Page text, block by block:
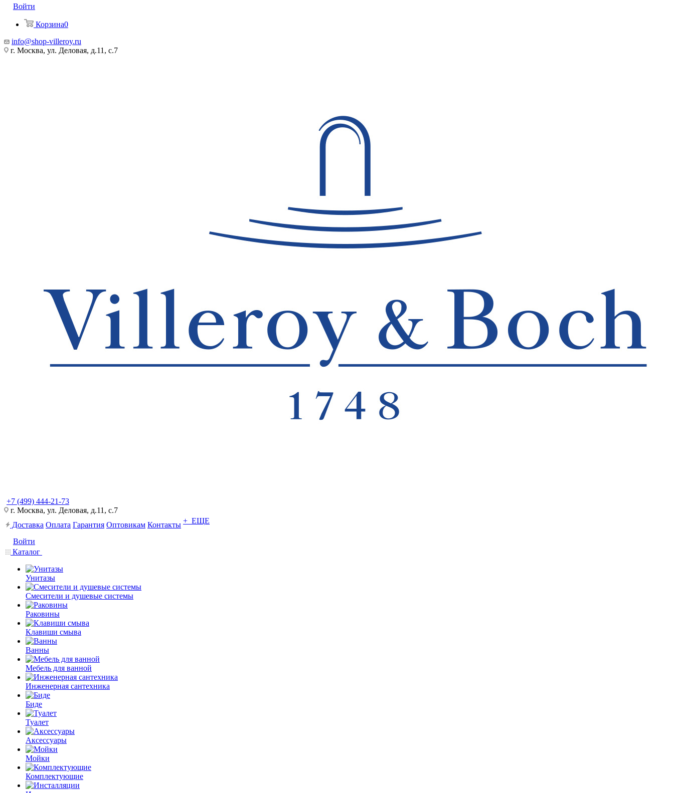
Войти
Корзина0
info@shop-villeroy.ru
г. Москва, ул. Деловая, д.11, с.7
+7 (499) 444-21-73
г. Москва, ул. Деловая, д.11, с.7
Доставка Оплата Гарантия Оптовикам Контакты + ЕЩЕ
Войти
Каталог
Унитазы
Смесители и душевые системы
Раковины
Клавиши смыва
Ванны
Мебель для ванной
Инженерная сантехника
Биде
Туалет
Аксессуары
Мойки
Комплектующие